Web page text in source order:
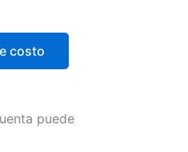
costo
puede